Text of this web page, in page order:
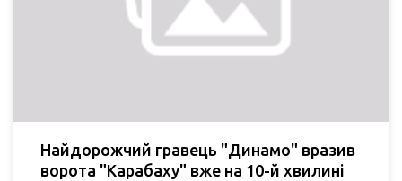
Найдорожчий гравець "Динамо" вразив
ворота "Карабаху" вже на 10-й хвилині